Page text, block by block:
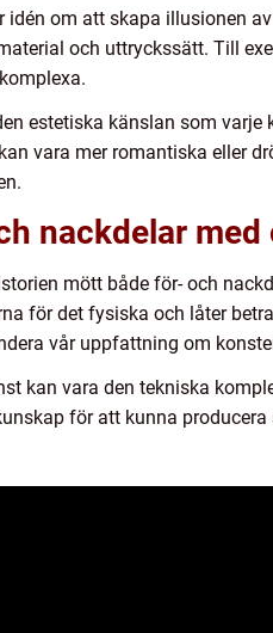
idén om att skapa illusionen
och uttryckssätt. Till
estetiska känslan som
vara mer romantiska eller
nackdelar
mött både för- och
för det fysiska och låter
vår uppfattning om
kan vara den tekniska
för att kunna